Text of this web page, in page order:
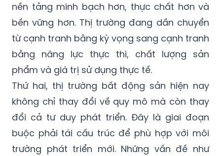
nền tảng minh bạch hơn, thực chất hơn và
bền vững hơn. Thị trường đang dần chuyển
từ cạnh tranh bằng kỳ vọng sang cạnh tranh
bằng năng lực thực thi, chất lượng sản
phẩm và giá trị sử dụng thực tế.
Thứ hai, thị trường bất động sản hiện nay
không chỉ thay đổi về quy mô mà còn thay
đổi cả tư duy phát triển. Đây là giai đoạn
buộc phải tái cấu trúc để phù hợp với môi
trường phát triển mới. Những vấn đề như